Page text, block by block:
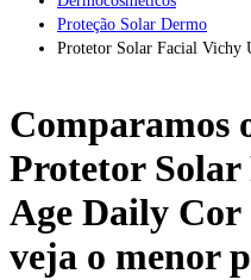
Proteção Solar Dermo
Protetor Solar Facial Vichy
Comparamos
Protetor
Age Daily Cor
veja o menor